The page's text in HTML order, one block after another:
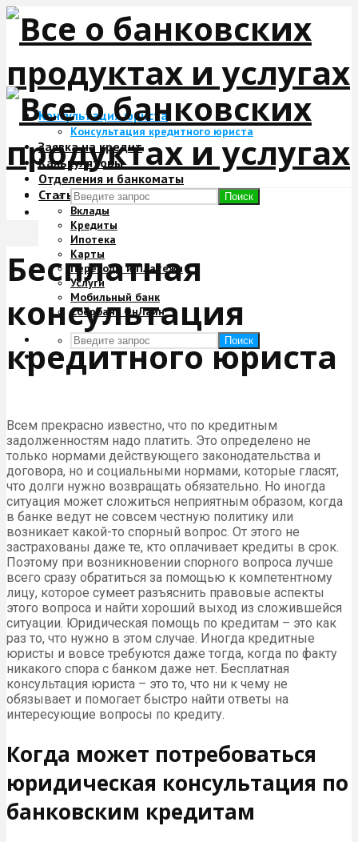
Консультация юриста
Консультация кредитного юриста
Заявка на кредит
Калькуляторы
Отделения и банкоматы
Статьи
Вклады
Кредиты
Ипотека
Карты
Переводы и Платежи
Услуги
Мобильный банк
Сбербанк ОнЛайн
Поиск
Поиск
Бесплатная
консультация
кредитного юриста
Всем прекрасно известно, что по кредитным
задолженностям надо платить. Это определено не
только нормами действующего законодательства и
договора, но и социальными нормами, которые гласят,
что долги нужно возвращать обязательно. Но иногда
ситуация может сложиться неприятным образом, когда
в банке ведут не совсем честную политику или
возникает какой-то спорный вопрос. От этого не
застрахованы даже те, кто оплачивает кредиты в срок.
Поэтому при возникновении спорного вопроса лучше
всего сразу обратиться за помощью к компетентному
лицу, которое сумеет разъяснить правовые аспекты
этого вопроса и найти хороший выход из сложившейся
ситуации. Юридическая помощь по кредитам – это как
раз то, что нужно в этом случае. Иногда кредитные
юристы и вовсе требуются даже тогда, когда по факту
никакого спора с банком даже нет. Бесплатная
консультация юриста – это то, что ни к чему не
обязывает и помогает быстро найти ответы на
интересующие вопросы по кредиту.
Когда может потребоваться
юридическая консультация по
банковским кредитам